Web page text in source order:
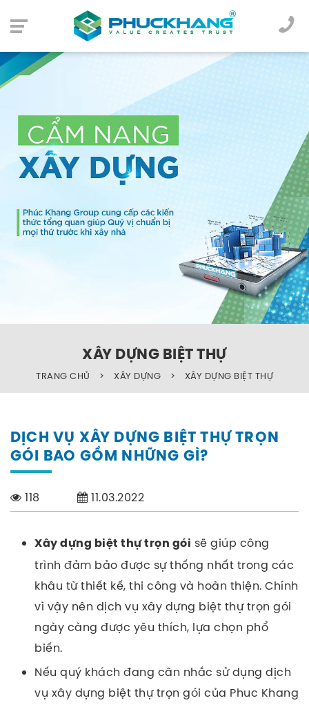
XÂY DỰNG BIỆT THỰ
TRANG CHỦ > XÂY DỰNG > XÂY DỰNG BIỆT THỰ
DỊCH VỤ XÂY DỰNG BIỆT THỰ TRỌN
GÓI BAO GỒM NHỮNG GÌ?
118 11.03.2022
Xây dựng biệt thự trọn gói sẽ giúp công
trình đảm bảo được sự thống nhất trong các
khâu từ thiết kế, thi công và hoàn thiện. Chính
vì vậy nên dịch vụ xây dựng biệt thự trọn gói
ngày càng được yêu thích, lựa chọn phổ
biến.
Nếu quý khách đang cân nhắc sử dụng dịch
vụ xây dựng biệt thự trọn gói của Phuc Khang